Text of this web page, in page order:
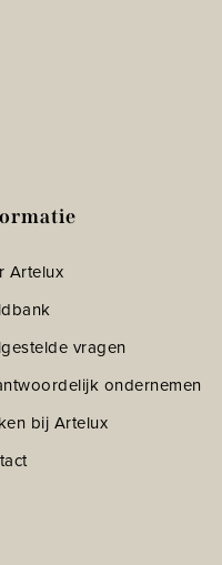
Artelux
vragen
ondernemen
bij Artelux